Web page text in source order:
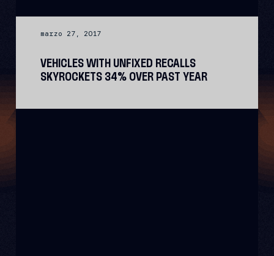
marzo 27, 2017
VEHICLES WITH UNFIXED RECALLS
SKYROCKETS 34% OVER PAST YEAR